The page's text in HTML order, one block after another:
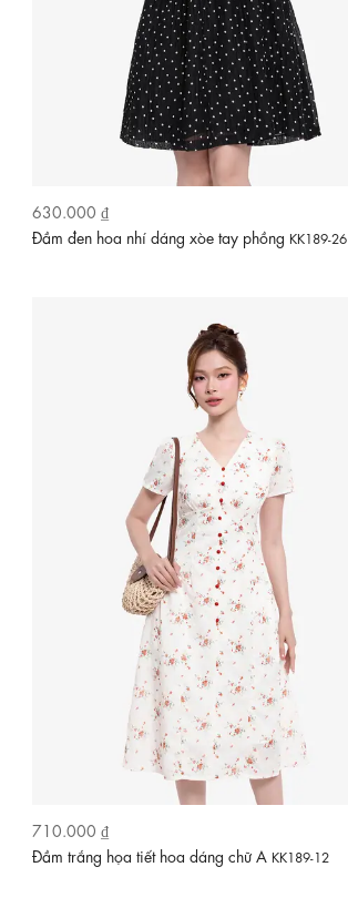
630.000 ₫
Đầm đen hoa nhí dáng xòe tay phồng KK189-26
710.000 ₫
Đầm trắng họa tiết hoa dáng chữ A KK189-12